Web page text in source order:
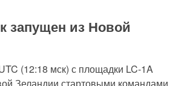
запущен из Новой
(12:18 мск) с площадки LC-1A
Зеландии стартовыми командами